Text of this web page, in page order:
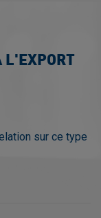
L'EXPORT
sur ce type